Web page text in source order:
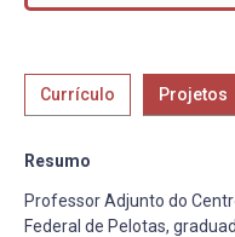
Currículo Projetos
Resumo
Professor Adjunto do
Federal de Pelotas,